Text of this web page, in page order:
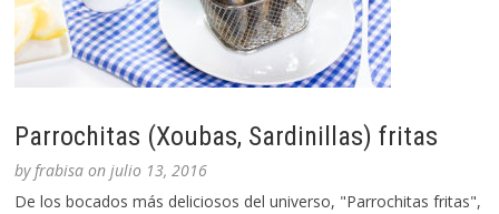
Parrochitas (Xoubas, Sardinillas) fritas
byfrabisa onjulio 13, 2016
De los bocados más deliciosos del universo, "Parrochitas fritas",